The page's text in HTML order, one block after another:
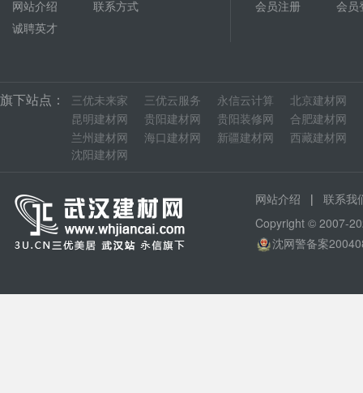
网站介绍
联系方式
诚聘英才
会员注册 会员
旗下站点： 三优未来家 三优云服务 永信云计算 北京建材网
昆明建材网
贵阳建材网 贵阳装修网 合肥建材网
兰州建材网
海口建材网 新疆建材网 西藏建材网
沈阳建材网
网站介绍 | 联系我
Copyright © 2007-
沈网警备案